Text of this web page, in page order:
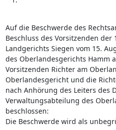
Auf die Beschwerde des
Beschluss des Vorsitzenden der
Landgerichts Siegen vom 15.
des Oberlandesgerichts Hamm
Vorsitzenden Richter am
Oberlandesgericht und die
nach Anhörung des Leiters des
Verwaltungsabteilung des
beschlossen:
Die Beschwerde wird als